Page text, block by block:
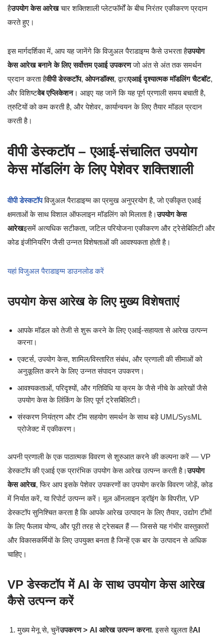
हैउपयोग केस आरेखचार शक्तिशाली प्लेटफॉर्मों के बीच निरंतर एकीकरण प्रदान
करते हुए।
इस मार्गदर्शिका में, आप यह जानेंगे कि विजुअल पैराडाइग्म कैसे उभरता हैउपयोग
केस आरेख बनाने के लिए सर्वोत्तम एआई उपकरणजो अंत से अंत तक समर्थन
प्रदान करता हैवीपी डेस्कटॉप, ओपनडॉक्स, द्वाराएआई दृश्यात्मक मॉडलिंग चैटबॉट,
और विशिष्टवेब एप्लिकेशन। आइए यह जानें कि यह पूर्ण प्रणाली समय बचाती है,
त्रुटियों को कम करती है, और पेशेवर, कार्यान्वयन के लिए तैयार मॉडल प्रदान
करती है।
वीपी डेस्कटॉप – एआई-संचालित उपयोग
केस मॉडलिंग के लिए पेशेवर शक्तिशाली
वीपी डेस्कटॉपविजुअल पैराडाइग्म का प्रमुख अनुप्रयोग है, जो एकीकृत एआई
क्षमताओं के साथ विशाल ऑफलाइन मॉडलिंग को मिलाता है।उपयोग केस
आरेखइसमें अत्यधिक सटीकता, जटिल परियोजना एकीकरण और ट्रेसेबिलिटी और
कोड इंजीनियरिंग जैसी उन्नत विशेषताओं की आवश्यकता होती है।
यहां विजुअल पैराडाइग्म डाउनलोड करें
उपयोग केस आरेख के लिए मुख्य विशेषताएं
आपके मॉडल को तेजी से शुरू करने के लिए एआई-सहायता से आरेख उत्पन्न
करना।
एक्टर्स, उपयोग केस, शामिल/विस्तारित संबंध, और प्रणाली की सीमाओं को
अनुकूलित करने के लिए उन्नत संपादन उपकरण।
आवश्यकताओं, परिदृश्यों, और गतिविधि या क्रम के जैसे नीचे के आरेखों जैसे
उपयोग केस के लिंकिंग के लिए पूर्ण ट्रेसबिलिटी।
संस्करण नियंत्रण और टीम सहयोग समर्थन के साथ बड़े UML/SysML
प्रोजेक्ट में एकीकरण।
अपनी प्रणाली के एक पाठात्मक विवरण से शुरुआत करने की कल्पना करें — VP
डेस्कटॉप की एआई एक प्रारंभिक उपयोग केस आरेख उत्पन्न करती है।उपयोग
केस आरेख, फिर आप इसके पेशेवर उपकरणों का उपयोग करके विवरण जोड़ें, कोड
में निर्यात करें, या रिपोर्ट उत्पन्न करें। मूल ऑनलाइन ड्रॉइंग के विपरीत, VP
डेस्कटॉप सुनिश्चित करता है कि आपके आरेख उत्पादन के लिए तैयार, उद्योग टीमों
के लिए फैलाव योग्य, और पूरी तरह से ट्रेसबल हैं — जिससे यह गंभीर वास्तुकारों
और विकासकर्मियों के लिए उपयुक्त बनता है जिन्हें एक बार के उत्पादन से अधिक
चाहिए।
VP डेस्कटॉप में AI के साथ उपयोग केस आरेख
कैसे उत्पन्न करें
मुख्य मेनू से, चुनेंउपकरण > AI आरेख उत्पन्न करना. इससे खुलता हैAI